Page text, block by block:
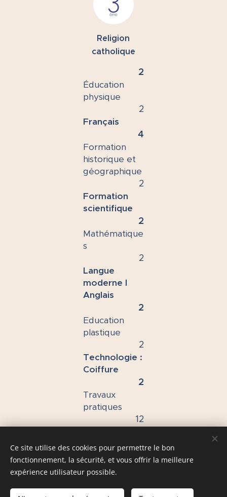
Religion
catholique
2
Éducation
physique
2
Français
4
Formation
historique et
géographique
2
Formation
scientifique
2
Mathématique
s
2
Langue
moderne I
Anglais
2
Education
plastique
2
Technologie :
Coiffure
2
Travaux
pratiques
12
Collaborons avec bienveillance à l’émergence de citoyens
#Bienveillons.
Ce site utilise des cookies pour permettre le bon
fonctionnement, la sécurité, et vous offrir la meilleure
expérience utilisateur possible.